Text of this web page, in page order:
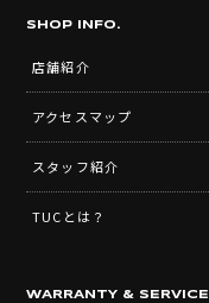
SHOP INFO.
店舗紹介
アクセスマップ
スタッフ紹介
TUCとは？
WARRANTY & SERVICE